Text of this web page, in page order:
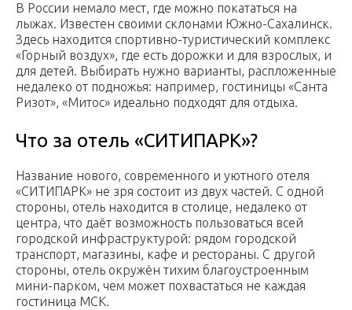
В России немало мест, где можно покататься на
лыжах. Известен своими склонами Южно-Сахалинск.
Здесь находится спортивно-туристический комплекс
«Горный воздух», где есть дорожки и для взрослых, и
для детей. Выбирать нужно варианты, распложенные
недалеко от подножья: например, гостиницы «Санта
Ризот», «Митос» идеально подходят для отдыха.
Что за отель «СИТИПАРК»?
Название нового, современного и уютного отеля
«СИТИПАРК» не зря состоит из двух частей. С одной
стороны, отель находится в столице, недалеко от
центра, что даёт возможность пользоваться всей
городской инфраструктурой: рядом городской
транспорт, магазины, кафе и рестораны. С другой
стороны, отель окружён тихим благоустроенным
мини-парком, чем может похвастаться не каждая
гостиница МСК.